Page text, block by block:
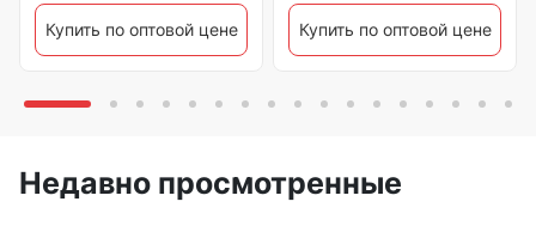
Купить по оптовой цене Купить по оптовой цене
Недавно просмотренные